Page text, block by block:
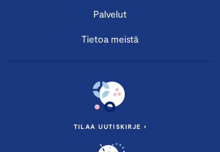
Palvelut
Tietoa meistä
TILAA UUTISKIRJE ›